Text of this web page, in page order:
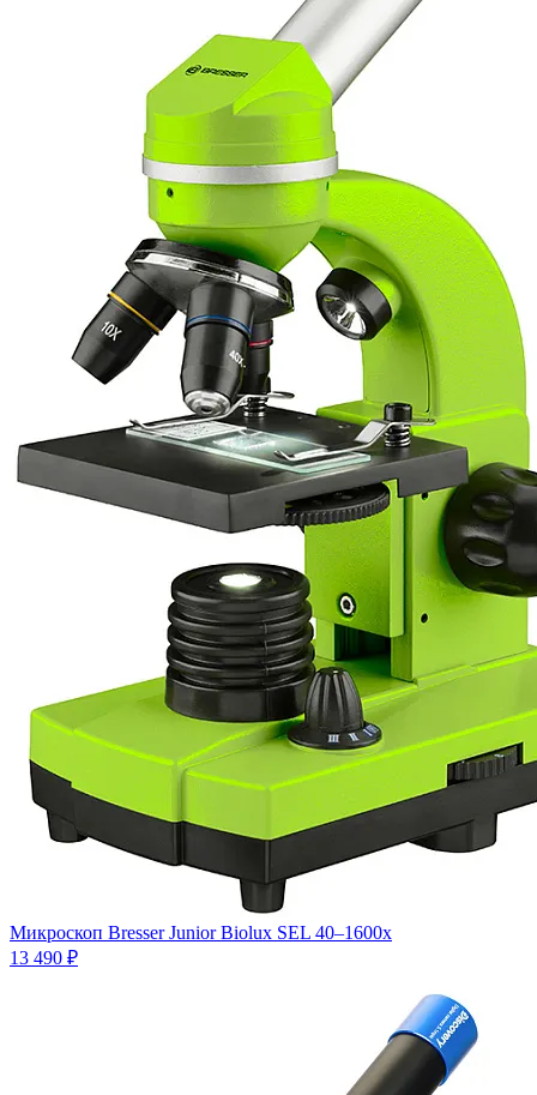
Микроскоп Bresser Junior Biolux SEL 40–1600x
13 490 ₽